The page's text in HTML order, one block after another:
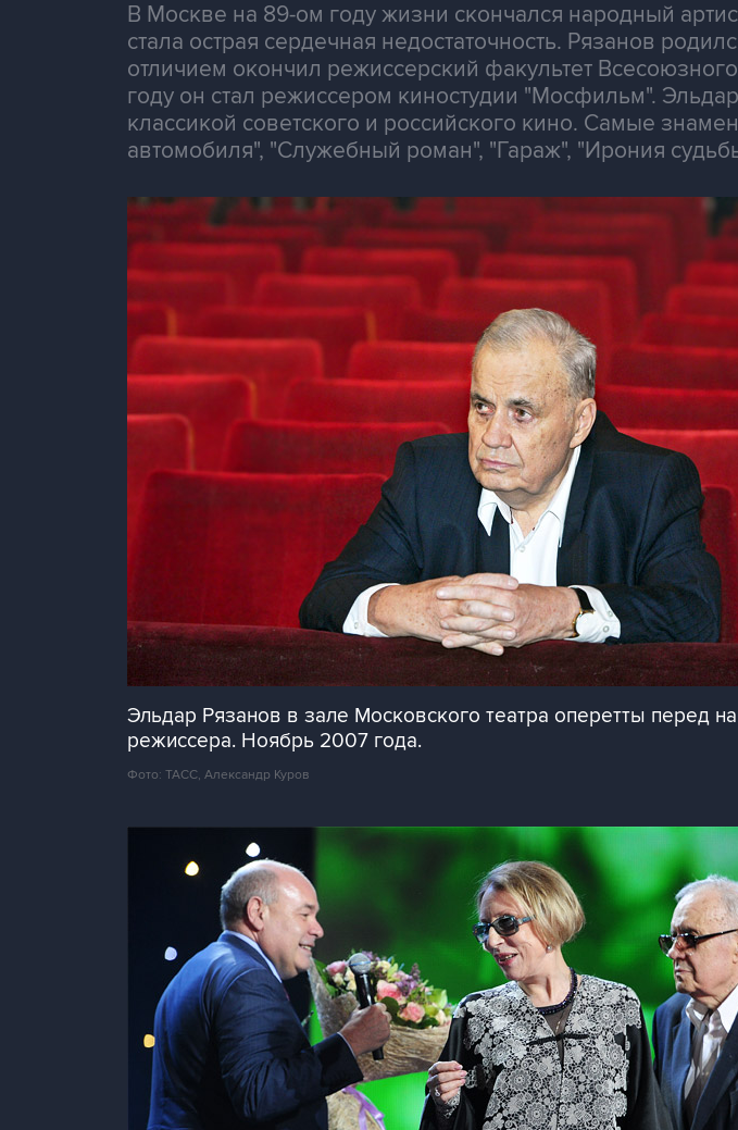
В Москве на 89-ом году жизни скончался народный
стала острая сердечная недостаточность. Рязанов
отличием окончил режиссерский факультет
году он стал режиссером киностудии "Мосфильм".
классикой советского и российского кино. Самые
автомобиля", "Служебный роман", "Гараж", "Ирония
Эльдар Рязанов в зале Московского театра оперетты перед
режиссера. Ноябрь 2007 года.
Фото: ТАСС, Александр Куров